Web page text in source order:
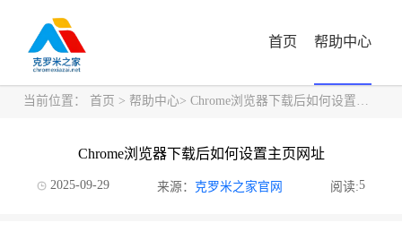
首页 帮助中心
当前位置： 首页 > 帮助中心> Chrome浏览器下载后如何设置主页网址
Chrome浏览器下载后如何设置主页网址
2025-09-29 来源： 克罗米之家官网 阅读:5